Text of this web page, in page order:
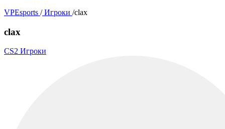
VPEsports / Игроки /clax
clax
CS2 Игроки